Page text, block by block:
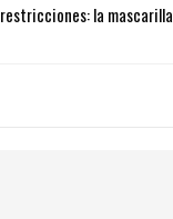
la mascarilla